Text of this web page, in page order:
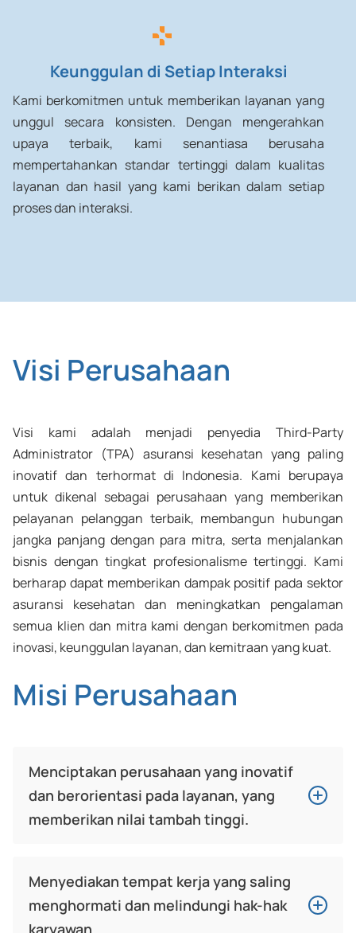
Keunggulan di Setiap Interaksi
Kami berkomitmen untuk memberikan layanan yang
unggul secara konsisten. Dengan mengerahkan
upaya terbaik, kami senantiasa berusaha
mempertahankan standar tertinggi dalam kualitas
layanan dan hasil yang kami berikan dalam setiap
proses dan interaksi.
Visi Perusahaan
Visi kami adalah menjadi penyedia Third-Party
Administrator (TPA) asuransi kesehatan yang paling
inovatif dan terhormat di Indonesia. Kami berupaya
untuk dikenal sebagai perusahaan yang memberikan
pelayanan pelanggan terbaik, membangun hubungan
jangka panjang dengan para mitra, serta menjalankan
bisnis dengan tingkat profesionalisme tertinggi. Kami
berharap dapat memberikan dampak positif pada sektor
asuransi kesehatan dan meningkatkan pengalaman
semua klien dan mitra kami dengan berkomitmen pada
inovasi, keunggulan layanan, dan kemitraan yang kuat.
Misi Perusahaan
Menciptakan perusahaan yang inovatif
dan berorientasi pada layanan, yang
memberikan nilai tambah tinggi.
bernilai tinggi yang mampu memenuhi kebutuhan
klien yang terus berkembang. Kami berkomitmen
Menyediakan tempat kerja yang saling
menghormati dan melindungi hak-hak